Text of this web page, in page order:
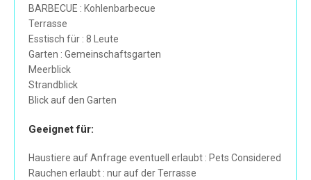
BARBECUE : Kohlenbarbecue
Terrasse
Esstisch für : 8 Leute
Garten : Gemeinschaftsgarten
Meerblick
Strandblick
Blick auf den Garten
Geeignet für:
Haustiere auf Anfrage eventuell erlaubt : Pets Considered
Rauchen erlaubt : nur auf der Terrasse